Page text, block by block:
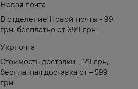
Новая почта
В отделение Новой почты - 99
грн, бесплатно от 699 грн
Укрпочта
Стоимость доставки – 79 грн,
бесплатная доставка от – 599
грн